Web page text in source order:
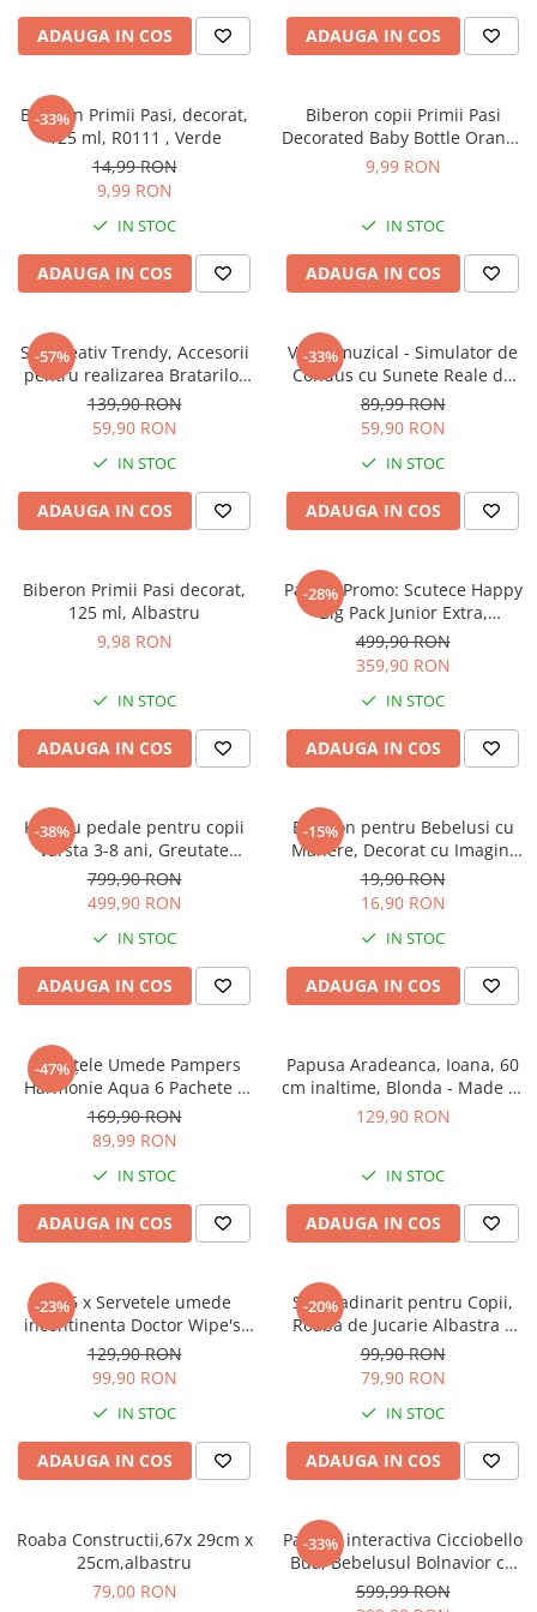
Sampon si balsam copii
Sapun & Gel de dus copii
Tampoane pentru San
Set Ingrijire Bebelusi
Arme de jucarie
Ateliere si bancuri de lucru
Bucatarii copii
Carucioare papusi si accesorii
Casute de papusi si mobilier
Cuburi si caramizi
Elicoptere, avioane si nave de
Frumusete, bijuterii si accesorii
fetite
Jocuri de societate
Jucarii de plus
Motociclete de jucarie
Papusi
Roboti de jucarie
Set joaca doctor
Set joaca gradinarit
Set joaca supermarket
Seturi de constructie
Utilaje constructie de jucarie
Hrana bebelusi
Articole hranire bebelusi
Biberoane, tetine si accesorii
Scaune de masa bebe
Suzete si accesorii
Carti pentru copii
Atlase si enciclopedii pentru copii
Carti pentru Bebelusi
Balansoare copii
Casute si corturi copii
Colaci, ochelari si accesorii inot
Jucarii pentru plaja si nisip
Tobogane copii
Masinute si vehicule pentru copii
Piscine copii
ADAUGA IN COS ADAUGA IN COS
-33%
Biberon Primii Pasi, decorat,
125 ml, R0111 , Verde
14,99 RON
9,99 RON
IN STOC
ADAUGA IN COS
Biberon copii Primii Pasi
Decorated Baby Bottle Orange
125ml
9,99 RON
IN STOC
ADAUGA IN COS
-57%
Set Creativ Trendy, Accesorii
pentru realizarea Bratarilor
din elastic, Rainbow Loom
Bands, 950 piese, Multicolor
139,90 RON
59,90 RON
IN STOC
ADAUGA IN COS
-33%
Volan muzical - Simulator de
Condus cu Sunete Reale de
Masina si Suport cu Ventuze
pentru copii, Galben cu Negru
89,99 RON
59,90 RON
IN STOC
ADAUGA IN COS
Biberon Primii Pasi decorat,
125 ml, Albastru
9,98 RON
IN STOC
ADAUGA IN COS
-28%
Pachet Promo: Scutece Happy
Big Pack Junior Extra,
Marimea NR. 6, 16+ kg, 4 X
54* 216 bucati
499,90 RON
359,90 RON
IN STOC
ADAUGA IN COS
-38%
Kart cu pedale pentru copii
varsta 3-8 ani, Greutate
Maxima Suportata este de 50
Kg
799,90 RON
499,90 RON
IN STOC
ADAUGA IN COS
-15%
Biberon pentru Bebelusi cu
Manere, Decorat cu Imagini
Atractive 250 ml - Roz
19,90 RON
16,90 RON
IN STOC
ADAUGA IN COS
-47%
Șervețele Umede Pampers
Harmonie Aqua 6 Pachete x
48 Servețele = 288 Servețele
pentru Bebeluși, protejează
împotriva iritațiilor pielii,
loțiune delicată cu 99% apă
pura
169,90 RON
89,99 RON
IN STOC
ADAUGA IN COS
Papusa Aradeanca, Ioana, 60
cm inaltime, Blonda - Made in
Romania
129,90 RON
IN STOC
ADAUGA IN COS
-23%
Set 6 x Servetele umede
incontinenta Doctor Wipe's,
432 buc
129,90 RON
99,90 RON
IN STOC
ADAUGA IN COS
-20%
Set gradinarit pentru Copii,
Roaba de Jucarie Albastra +
Set Lopata si Grebla Rosii
99,90 RON
79,90 RON
IN STOC
ADAUGA IN COS
Roaba Constructii,67x 29cm x
25cm,albastru
79,00 RON
-33%
Papusa interactiva Cicciobello
Bua, Bebelusul Bolnavior cu
Febra Mare, 42 CM
599,99 RON